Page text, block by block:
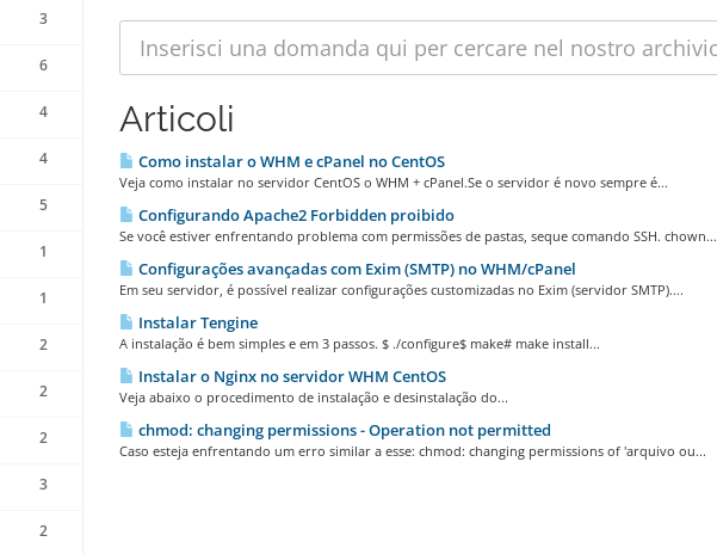
3
6
4
4
5
1
1
2
2
2
3
2
Articoli
Como instalar o WHM e cPanel no CentOS
Veja como instalar no servidor CentOS o WHM + cPanel.Se o servidor é novo sempre é...
Configurando Apache2 Forbidden proibido
Se você estiver enfrentando problema com permissões de pastas, seque comando SSH. chown...
Configurações avançadas com Exim (SMTP) no WHM/cPanel
Em seu servidor, é possível realizar configurações customizadas no Exim (servidor SMTP)....
Instalar Tengine
A instalação é bem simples e em 3 passos. $ ./configure$ make# make install...
Instalar o Nginx no servidor WHM CentOS
Veja abaixo o procedimento de instalação e desinstalação do...
chmod: changing permissions - Operation not permitted
Caso esteja enfrentando um erro similar a esse: chmod: changing permissions of 'arquivo ou...